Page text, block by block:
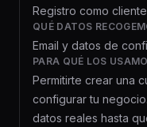
Registro como
QUÉ DATOS
Email y datos de
PARA QUÉ LOS
Permitirte crear una
configurar tu
datos reales hasta